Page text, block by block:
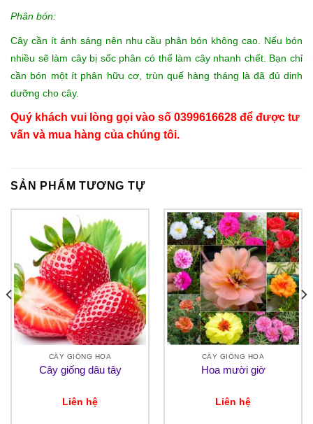
Phân bón:
Cây cần ít ánh sáng nên nhu cầu phân bón không cao. Nếu bón
nhiều sẽ làm cây bị sốc phân có thể làm cây nhanh chết. Bạn chỉ
cần bón một ít phân hữu cơ, trùn quế hàng tháng là đã đủ dinh
dưỡng cho cây.
Quý khách vui lòng gọi vào số 0399616628 để được tư
vấn và mua hàng của chúng tôi.
SẢN PHẨM TƯƠNG TỰ
CÂY GIỐNG HOA
Cây giống dâu tây
Liên hệ
CÂY GIỐNG HOA
Hoa mười giờ
Liên hệ